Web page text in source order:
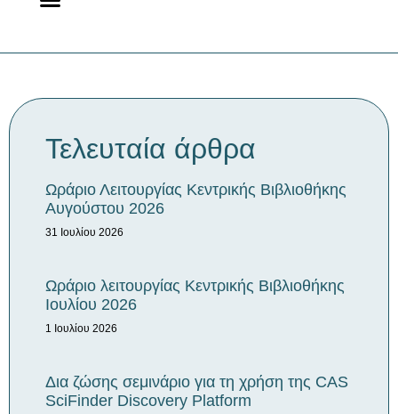
Τελευταία άρθρα
Ωράριο Λειτουργίας Κεντρικής Βιβλιοθήκης
Αυγούστου 2026
31 Ιουλίου 2026
Ωράριο λειτουργίας Κεντρικής Βιβλιοθήκης
Iουλίου 2026
1 Ιουλίου 2026
Δια ζώσης σεμινάριο για τη χρήση της CAS
SciFinder Discovery Platform